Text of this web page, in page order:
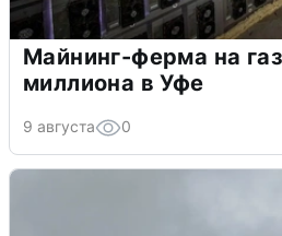
Майнинг-ферма на
миллиона в Уфе
9 августа 0